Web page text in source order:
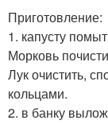
Приготовление:
1. капусту
Морковь
Лук очистить,
кольцами.
2. в банку